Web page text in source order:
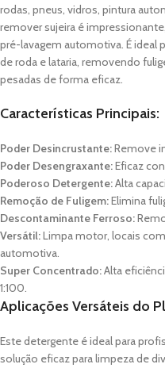
rodas, pneus, vidros, pintura
remover sujeira é
pré-lavagem automotiva. É ideal
de roda e lataria, removendo
pesadas de forma eficaz.
Características Principais:
Poder Desincrustante:Remove
Poder Desengraxante:Eficaz
Poderoso Detergente:Alta
Remoção de Fuligem:Elimina
Descontaminante Ferroso:
Versátil:Limpa motor, locais
automotiva.
Super Concentrado:Alta
1:100.
Aplicações Versáteis do
Este detergente é ideal para
solução eficaz para limpeza de